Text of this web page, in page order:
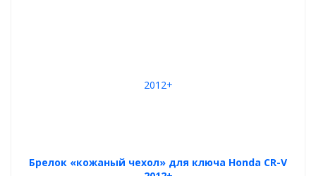
Брелок «кожаный чехол» для ключа Honda CR-V